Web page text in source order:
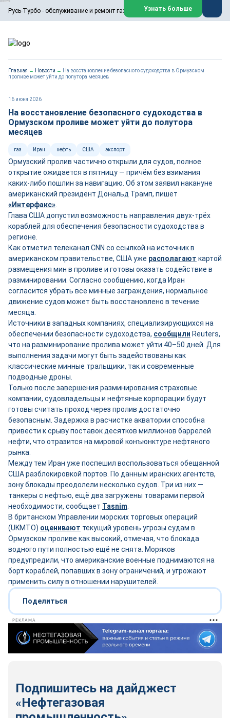
Русь-Турбо - обслуживание и ремонт газовых паровых турбин
ООО «Русь-Турбо» занимается сервисом газовых и паровых
турбин, комплексным ремонтом, восстановлением,
техническим обслуживанием оборудования ТЭС,
работают на нефтегазовых, нефтехимических,
металлургических и других предприятиях.
Реклама. ООО «Русь-Турбо», ИНН 7802588950
erid: F7NfYUJCUneVdwPs4znf
Узнать больше
Главная → Новости → На восстановление безопасного судоходства в Ормузском
проливе может уйти до полутора месяцев
16 июня 2026
На восстановление безопасного судоходства в
Ормузском проливе может уйти до полутора
месяцев
газ Иран нефть США экспорт
Ормузский пролив частично открыли для судов, полное
открытие ожидается в пятницу — причём без взимания
каких-либо пошлин за навигацию. Об этом заявил накануне
американский президент Дональд Трамп, пишет
«Интерфакс»
Глава США допустил возможность направления двух-трёх
кораблей для обеспечения безопасности судоходства в
регионе.
Как отметил телеканал CNN со ссылкой на источник в
американском правительстве, США уже располагают картой
размещения мин в проливе и готовы оказать содействие в
разминировании. Согласно сообщению, когда Иран
согласится убрать все минные заграждения, нормальное
движение судов может быть восстановлено в течение
месяца.
Источники в западных компаниях, специализирующихся на
обеспечении безопасности судоходства, сообщили Reuters,
что на разминирование пролива может уйти 40–50 дней. Для
выполнения задачи могут быть задействованы как
классические минные тральщики, так и современные
подводные дроны.
Только после завершения разминирования страховые
компании, судовладельцы и нефтяные корпорации будут
готовы считать проход через пролив достаточно
безопасным. Задержка в расчистке акватории способна
привести к срыву поставок десятков миллионов баррелей
нефти, что отразится на мировой конъюнктуре нефтяного
рынка.
Между тем Иран уже поспешил воспользоваться обещанной
США разблокировкой портов. По данным иранских агентств,
зону блокады преодолели несколько судов. Три из них —
танкеры с нефтью, ещё два загружены товарами первой
необходимости, сообщает Tasnim
В британском Управлении морских торговых операций
(UKMTO) оценивают текущий уровень угрозы судам в
Ормузском проливе как высокий, отмечая, что блокада
водного пути полностью ещё не снята. Моряков
предупредили, что американские военные поднимаются на
борт кораблей, попавших в зону ограничений, и угрожают
применить силу в отношении нарушителей.
Поделиться
РЕКЛАМА
Подпишитесь на дайджест
«Нефтегазовая